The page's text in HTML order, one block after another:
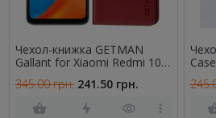
Чехол-книжка GETMAN
Gallant for Xiaomi Redmi 10C
345.00 грн. 241.50 грн.